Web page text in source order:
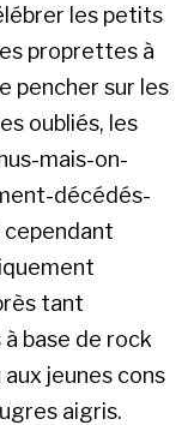
les petits
proprettes à
pencher sur les
oubliés, les
mais-on-
décédés-
cependant
tant
à base de rock
jeunes cons
aigris.